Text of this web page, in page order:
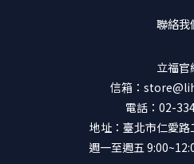
聯絡我
立福官
信箱：
電話：02-
地址：臺北市仁愛
週一至週五